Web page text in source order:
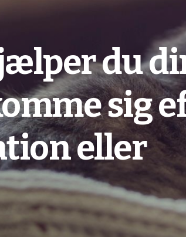
du
sig
eller